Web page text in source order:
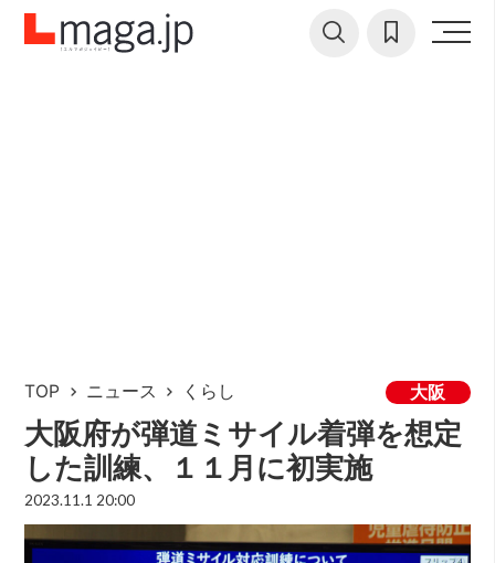
TOP ニュース くらし 大阪
大阪府が弾道ミサイル着弾を想定
した訓練、１１月に初実施
2023.11.1 20:00